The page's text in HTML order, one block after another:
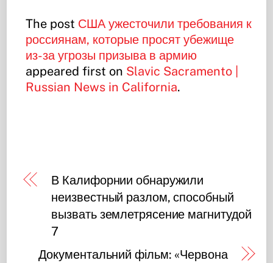
The post США ужесточили требования к
россиянам, которые просят убежище
из-за угрозы призыва в армию
appeared first on Slavic Sacramento |
Russian News in California.
В Калифорнии обнаружили
неизвестный разлом, способный
вызвать землетрясение магнитудой
7
Документальний фільм: «Червона